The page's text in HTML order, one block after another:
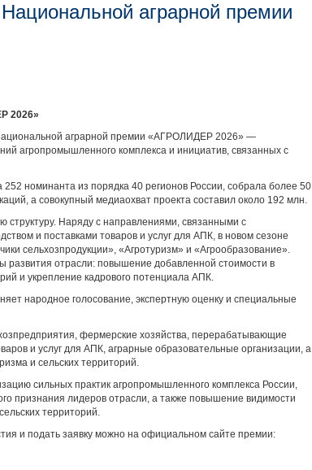
аграрной премии
2026»
аграрной премии «АГРОЛИДЕР 2026» —
агропромышленного комплекса и инициатив, связанных с
номинанта из порядка 40 регионов России, собрала более 50
а совокупный медиаохват проекта составил около 192 млн.
Наряду с направлениями, связанными с
и поставками товаров и услуг для АПК, в новом сезоне
сельхозпродукции», «Агротуризм» и «Агрообразование».
развития отрасли: повышение добавленной стоимости в
и укрепление кадрового потенциала АПК.
народное голосование, экспертную оценку и специальные
фермерские хозяйства, перерабатывающие
и услуг для АПК, аграрные образовательные организации, а
и сельских территорий.
сильных практик агропромышленного комплекса России,
признания лидеров отрасли, а также повышение видимости
территорий.
и подать заявку можно на официальном сайте премии: